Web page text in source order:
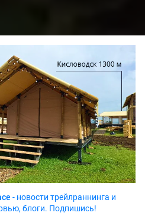
- новости трейлраннинга и
блоги. Подпишись!